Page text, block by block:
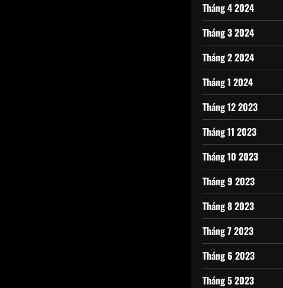
Tháng 4 2024
Tháng 3 2024
Tháng 2 2024
Tháng 1 2024
Tháng 12 2023
Tháng 11 2023
Tháng 10 2023
Tháng 9 2023
Tháng 8 2023
Tháng 7 2023
Tháng 6 2023
Tháng 5 2023